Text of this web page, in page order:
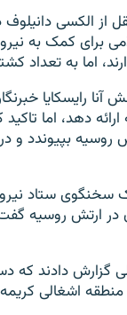
از الکسی
برای کمک به
رایسکایا
دهد، اما
روسیه بپیوندد
سخنگوی ستاد
در ارتش روسیه‌
منطقه اشغالی